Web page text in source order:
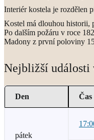
Interiér kostela je rozdělen
Kostel má dlouhou historii,
Po dalším požáru v roce
Madony z první poloviny
Nejbližší události
Den Čas
pátek